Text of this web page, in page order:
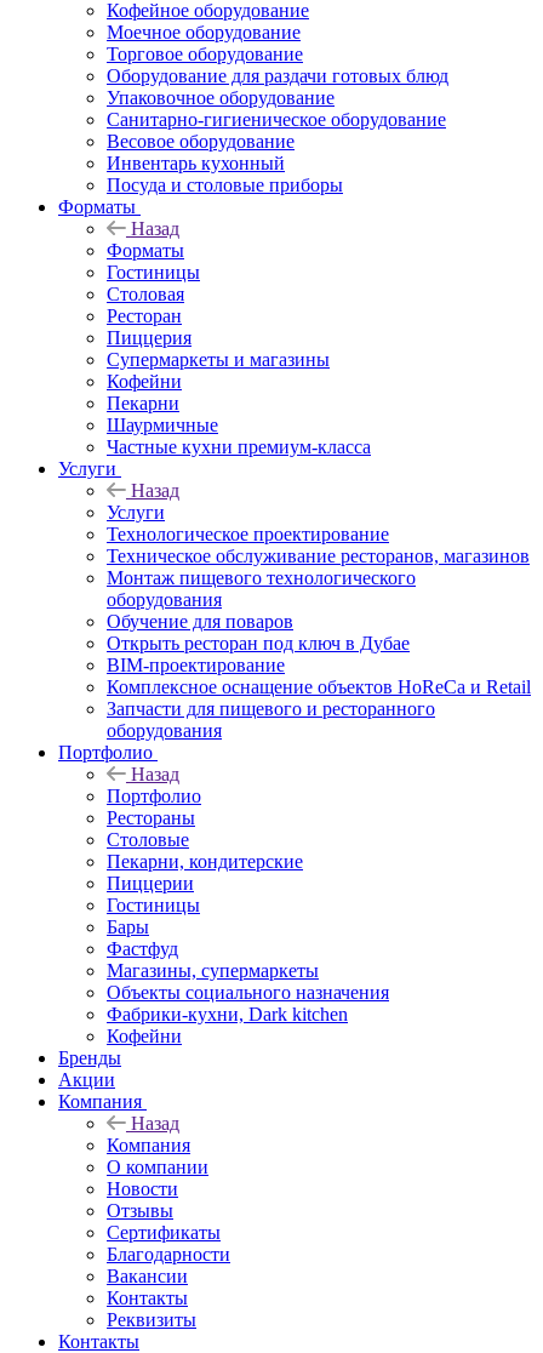
Кофейное оборудование
Моечное оборудование
Торговое оборудование
Оборудование для раздачи готовых блюд
Упаковочное оборудование
Санитарно-гигиеническое оборудование
Весовое оборудование
Инвентарь кухонный
Посуда и столовые приборы
Форматы
Назад
Форматы
Гостиницы
Столовая
Ресторан
Пиццерия
Супермаркеты и магазины
Кофейни
Пекарни
Шаурмичные
Частные кухни премиум-класса
Услуги
Назад
Услуги
Технологическое проектирование
Техническое обслуживание ресторанов, магазинов
Монтаж пищевого технологического
оборудования
Обучение для поваров
Открыть ресторан под ключ в Дубае
BIM-проектирование
Комплексное оснащение объектов HoReCa и Retail
Запчасти для пищевого и ресторанного
оборудования
Портфолио
Назад
Портфолио
Рестораны
Столовые
Пекарни, кондитерские
Пиццерии
Гостиницы
Бары
Фастфуд
Магазины, супермаркеты
Объекты социального назначения
Фабрики-кухни, Dark kitchen
Кофейни
Бренды
Акции
Компания
Назад
Компания
О компании
Новости
Отзывы
Сертификаты
Благодарности
Вакансии
Контакты
Реквизиты
Контакты